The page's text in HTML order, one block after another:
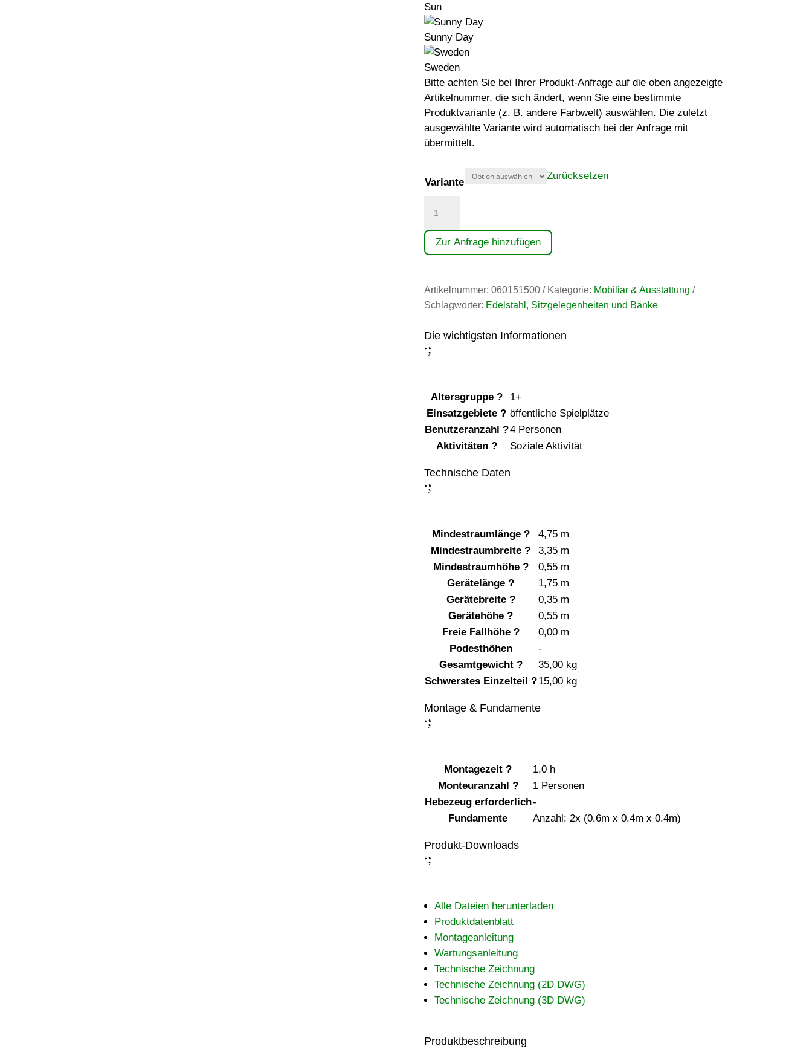
Sun
Sunny Day
Sweden
Bitte achten Sie bei Ihrer Produkt-Anfrage auf die oben angezeigte
Artikelnummer, die sich ändert, wenn Sie eine bestimmte
Produktvariante (z. B. andere Farbwelt) auswählen. Die zuletzt
ausgewählte Variante wird automatisch bei der Anfrage mit
übermittelt.
Variante
Zurücksetzen
Menge
Zur Anfrage hinzufügen
Artikelnummer: 060151500 Kategorie: Mobiliar & Ausstattung
Schlagwörter: Edelstahl , Sitzgelegenheiten und Bänke
Die wichtigsten Informationen
:
;
Altersgruppe ?
1+
Einsatzgebiete ? öffentliche Spielplätze
Benutzeranzahl ?4 Personen
Aktivitäten ? Soziale Aktivität
Technische Daten
:
;
Mindestraumlänge ?
4,75 m
Mindestraumbreite ?
3,35 m
Mindestraumhöhe ?
0,55 m
Gerätelänge ?
1,75 m
Gerätebreite ?
0,35 m
Gerätehöhe ?
0,55 m
Freie Fallhöhe ?
0,00 m
Podesthöhen
-
Gesamtgewicht ?
35,00 kg
Schwerstes Einzelteil ?15,00 kg
Montage & Fundamente
:
;
Montagezeit ?
1,0 h
Monteuranzahl ?
1 Personen
Hebezeug erforderlich-
Fundamente
Anzahl: 2x (0.6m x 0.4m x 0.4m)
Produkt-Downloads
:
;
Alle Dateien herunterladen
Produktdatenblatt
Montageanleitung
Wartungsanleitung
Technische Zeichnung
Technische Zeichnung (2D DWG)
Technische Zeichnung (3D DWG)
Produktbeschreibung